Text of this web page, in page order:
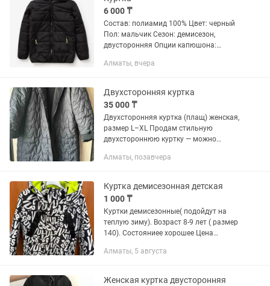
6 000 ₸
Состав: полиамид 100% Цвет: черный
Пол: мальчик Сезон: демисезон,
двусторонняя Опции капюшона:
прорезные Рост: 152 Возраст: 10-12
Алматы, вчера
Двухсторонняя куртка
35 000 ₸
Двухсторонняя куртка (плащ) женская,
размер L–XL Продам стильную
двухстороннюю куртку — можно
стеганой. Цвет: черный Размер: L–XL
Алматы, позавчера
Куртка демисезонная детская
1 000 ₸
Куртки демисезонные( подойдут на
теплую зиму). Возраст 8-9 лет ( размер
140). Состояниее хорошее Цена
это одна куртка( двусторонняя)
Алматы, 5 августа
Женская куртка двусторонняя